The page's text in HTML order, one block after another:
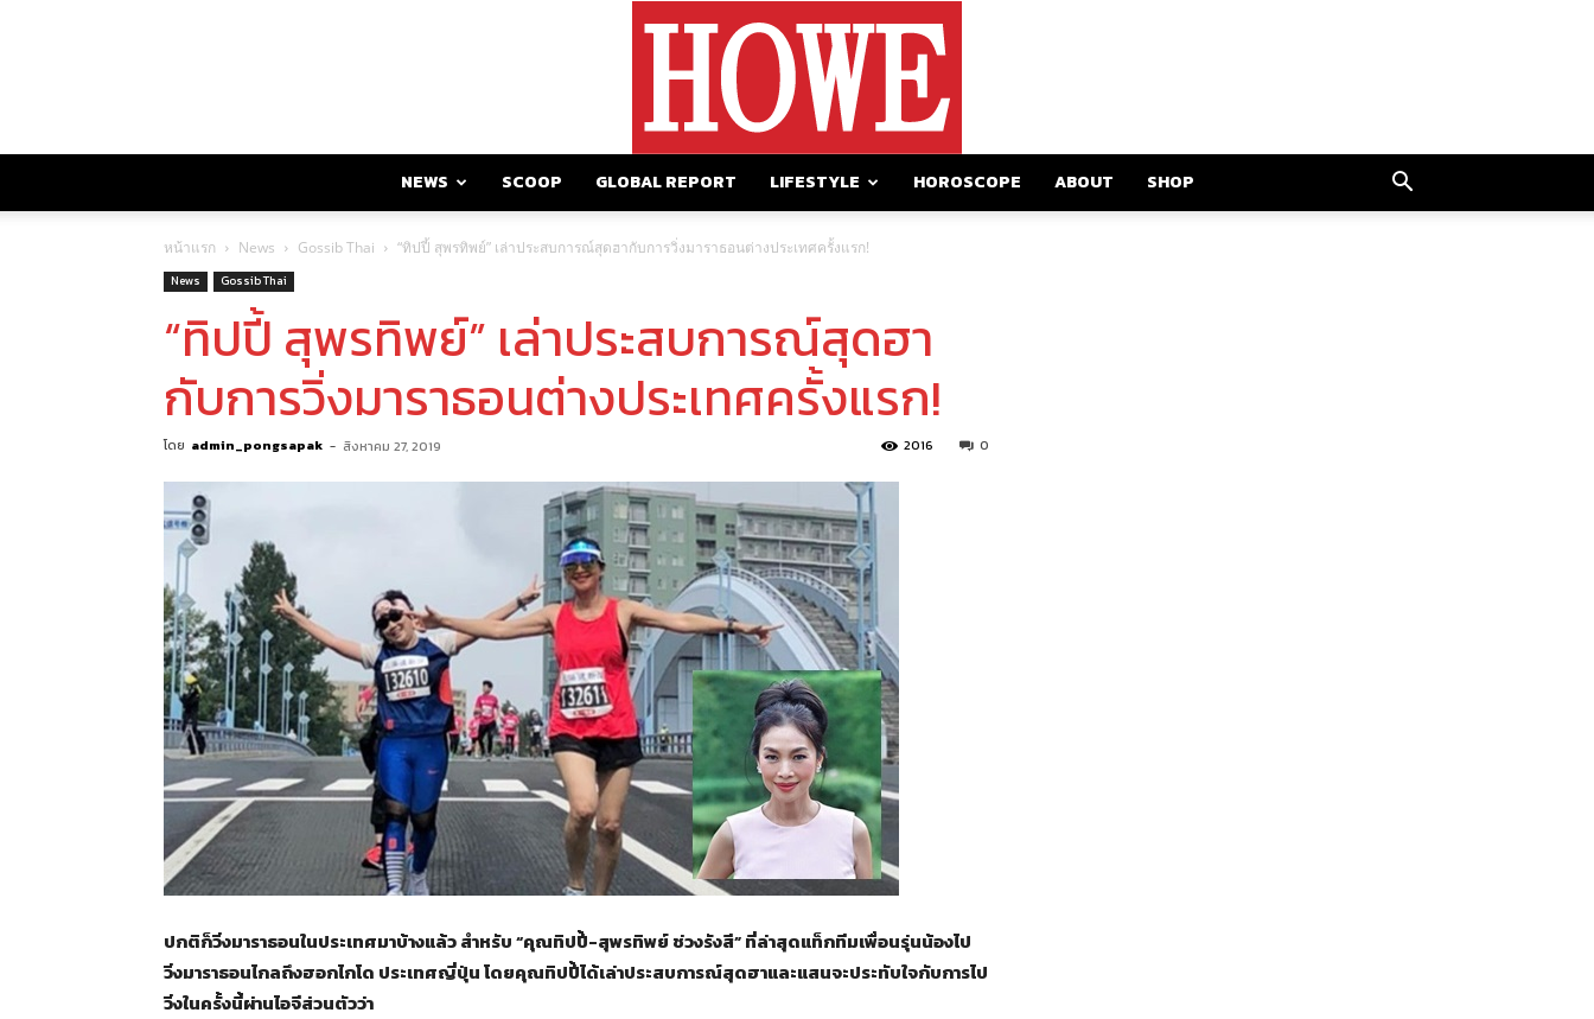
NEWS SCOOP GLOBAL REPORT LIFESTYLE HOROSCOPE ABOUT SHOP
หน้าแรก News Gossib Thai “ทิปปี้ สุพรทิพย์” เล่าประสบการณ์สุดฮากับการวิ่งมาราธอนต่างประเทศครั้งแรก!
News Gossib Thai
“ทิปปี้ สุพรทิพย์” เล่าประสบการณ์สุดฮา
กับการวิ่งมาราธอนต่างประเทศครั้งแรก!
โดย admin_pongsapak - สิงหาคม 27, 2019 0
2016
ปกติก็วิ่งมาราธอนในประเทศมาบ้างแล้ว สำหรับ “คุณทิปปี้-สุพรทิพย์ ช่วงรังสี” ที่ล่าสุดแท็กทีมเพื่อนรุ่นน้องไป
วิ่งมาราธอนไกลถึงฮอกไกโด ประเทศญี่ปุ่น โดยคุณทิปปี้ได้เล่าประสบการณ์สุดฮาและแสนจะประทับใจกับการไป
วิ่งในครั้งนี้ผ่านไอจีส่วนตัวว่า